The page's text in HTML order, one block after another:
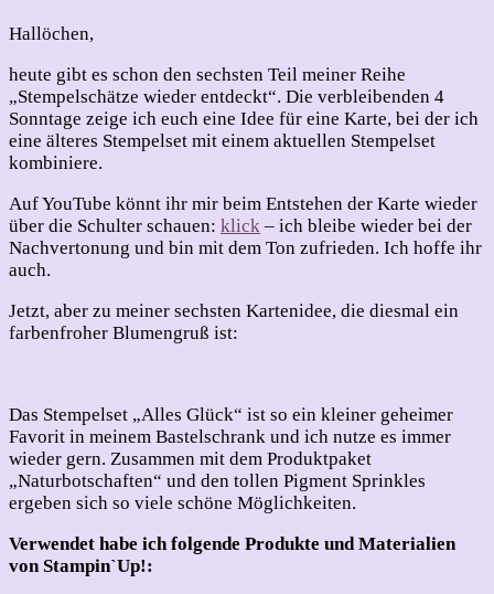
Hallöchen,
heute gibt es schon den sechsten Teil meiner Reihe
„Stempelschätze wieder entdeckt“. Die verbleibenden 4
Sonntage zeige ich euch eine Idee für eine Karte, bei der ich
eine älteres Stempelset mit einem aktuellen Stempelset
kombiniere.
Auf YouTube könnt ihr mir beim Entstehen der Karte wieder
über die Schulter schauen: klick – ich bleibe wieder bei der
Nachvertonung und bin mit dem Ton zufrieden. Ich hoffe ihr
auch.
Jetzt, aber zu meiner sechsten Kartenidee, die diesmal ein
farbenfroher Blumengruß ist:
Das Stempelset „Alles Glück“ ist so ein kleiner geheimer
Favorit in meinem Bastelschrank und ich nutze es immer
wieder gern. Zusammen mit dem Produktpaket
„Naturbotschaften“ und den tollen Pigment Sprinkles
ergeben sich so viele schöne Möglichkeiten.
Verwendet habe ich folgende Produkte und Materialien
von Stampin`Up!: